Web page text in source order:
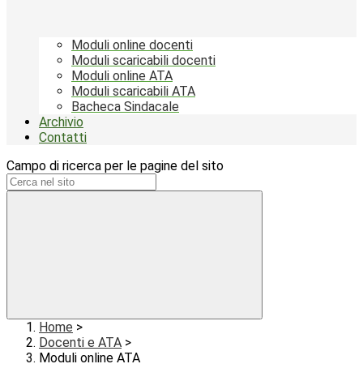
Moduli online docenti
Moduli scaricabili docenti
Moduli online ATA
Moduli scaricabili ATA
Bacheca Sindacale
Archivio
Contatti
Campo di ricerca per le pagine del sito
Home >
Docenti e ATA >
Moduli online ATA